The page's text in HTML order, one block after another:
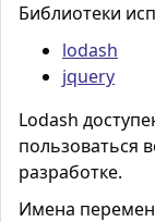
Библиотеки
lodash
jquery
Lodash
пользоваться
разработке.
Имена